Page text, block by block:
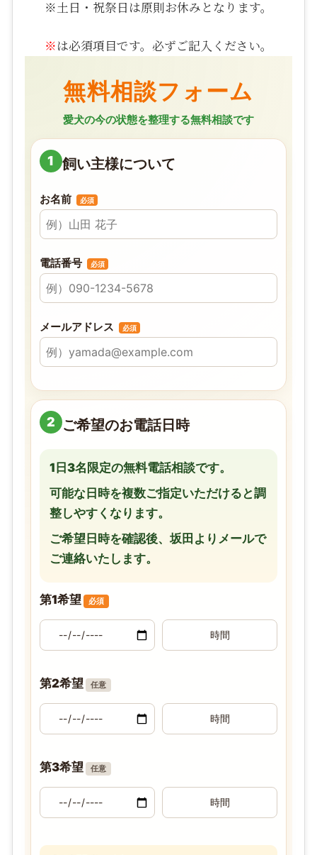
※土日・祝祭日は原則お休みとなります。
※は必須項目です。必ずご記入ください。
無料相談フォーム
愛犬の今の状態を整理する無料相談です
1 飼い主様について
お名前 必須
電話番号 必須
メールアドレス 必須
2 ご希望のお電話日時
1日3名限定の無料電話相談です。
可能な日時を複数ご指定いただけると調
整しやすくなります。
ご希望日時を確認後、坂田よりメールで
ご連絡いたします。
第1希望 必須
第2希望 任意
第3希望 任意